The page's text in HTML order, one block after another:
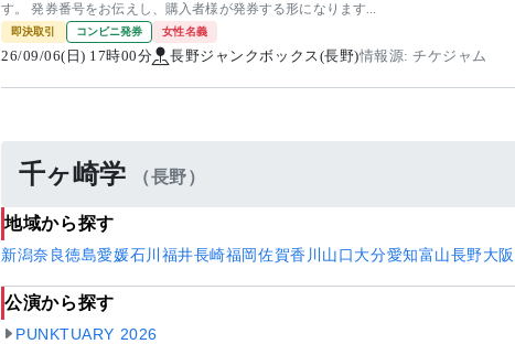
す。 発券番号をお伝えし、購入者様が発券する形になります...
即決取引 コンビニ発券 女性名義
26/09/06(日) 17時00分 長野ジャンクボックス(長野)情報源: チケジャム
千ヶ崎学 （長野）
地域から探す
新潟奈良徳島愛媛石川 福井長崎福岡佐賀香川 山口大分愛知富山長野大阪
公演から探す
PUNKTUARY 2026